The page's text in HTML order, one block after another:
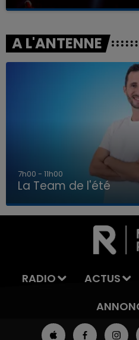
LA TEAM DE L'ÉTÉ
A L'ANTENNE
7h00 - 11h00
La Team de l'été
RADIO ACTUS